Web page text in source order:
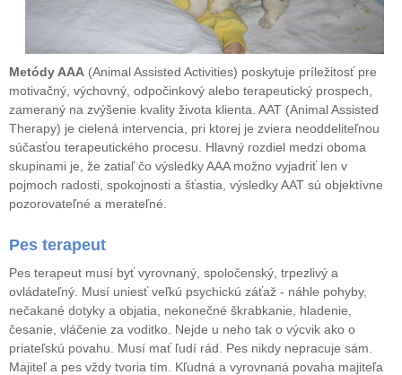
Metódy AAA (Animal Assisted Activities) poskytuje príležitosť pre
motivačný, výchovný, odpočinkový alebo terapeutický prospech,
zameraný na zvýšenie kvality života klienta. AAT (Animal Assisted
Therapy) je cielená intervencia, pri ktorej je zviera neoddeliteľnou
súčasťou terapeutického procesu. Hlavný rozdiel medzi oboma
skupinami je, že zatiaľ čo výsledky AAA možno vyjadriť len v
pojmoch radosti, spokojnosti a šťastia, výsledky AAT sú objektívne
pozorovateľné a merateľné.
Pes terapeut
Pes terapeut musí byť vyrovnaný, spoločenský, trpezlivý a
ovládateľný. Musí uniesť veľkú psychickú záťaž - náhle pohyby,
nečakané dotyky a objatia, nekonečné škrabkanie, hladenie,
česanie, vláčenie za voditko. Nejde u neho tak o výcvik ako o
priateľskú povahu. Musí mať ľudí rád. Pes nikdy nepracuje sám.
Majiteľ a pes vždy tvoria tím. Kľudná a vyrovnaná povaha majiteľa